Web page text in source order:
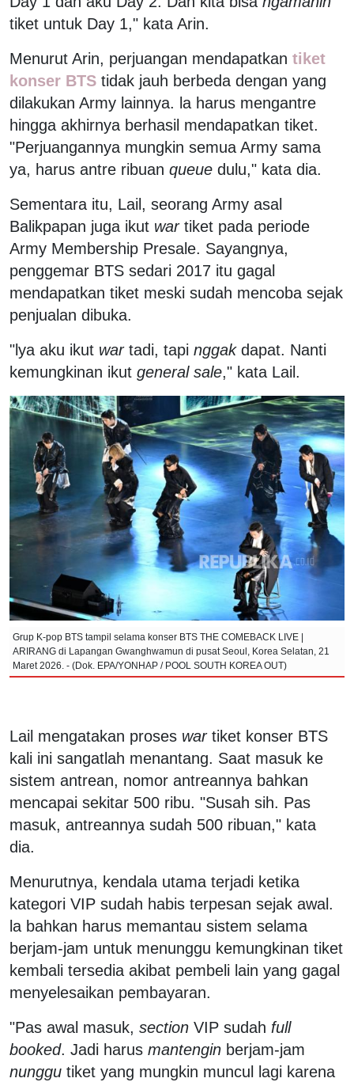
tiket untuk Day 1," kata Arin.
Menurut Arin, perjuangan mendapatkan tiket
konser BTS tidak jauh berbeda dengan yang
dilakukan Army lainnya. la harus mengantre
hingga akhirnya berhasil mendapatkan tiket.
"Perjuangannya mungkin semua Army sama
ya, harus antre ribuan queue dulu," kata dia.
Sementara itu, Lail, seorang Army asal
Balikpapan juga ikut wartiket pada periode
Army Membership Presale. Sayangnya,
penggemar BTS sedari 2017 itu gagal
mendapatkan tiket meski sudah mencoba sejak
penjualan dibuka.
"lya aku ikut wartadi, tapi nggakdapat. Nanti
kemungkinan ikut general sale," kata Lail.
Grup K-pop BTS tampil selama konser BTS THE COMEBACK LIVE |
ARIRANG di Lapangan Gwanghwamun di pusat Seoul, Korea Selatan, 21
Maret 2026. - (Dok. EPA/YONHAP / POOL SOUTH KOREA OUT)
Lail mengatakan proses wartiket konser BTS
kali ini sangatlah menantang. Saat masuk ke
sistem antrean, nomor antreannya bahkan
mencapai sekitar 500 ribu. "Susah sih. Pas
masuk, antreannya sudah 500 ribuan," kata
dia.
Menurutnya, kendala utama terjadi ketika
kategori VIP sudah habis terpesan sejak awal.
la bahkan harus memantau sistem selama
berjam-jam untuk menunggu kemungkinan tiket
kembali tersedia akibat pembeli lain yang gagal
menyelesaikan pembayaran.
"Pas awal masuk, section VIP sudah full
booked. Jadi harus mantengin berjam-jam
nunggu tiket yang mungkin muncul lagi karena